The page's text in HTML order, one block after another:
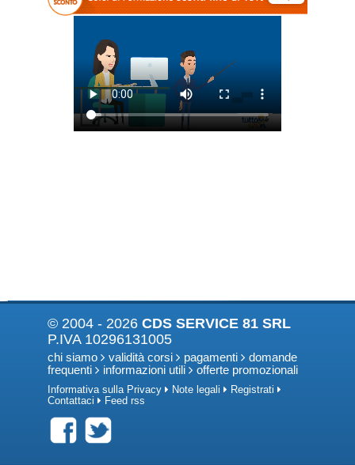
© 2004 - 2026 CDS SERVICE 81 SRL
P.IVA 10296131005
chi siamo validità corsi pagamenti
domande
frequenti
informazioni utili offerte promozionali
Informativa sulla Privacy Note legali
Registrati
Contattaci
Feed rss